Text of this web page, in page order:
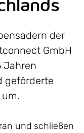
der
GmbH
Jahren
geförderte
und schließen